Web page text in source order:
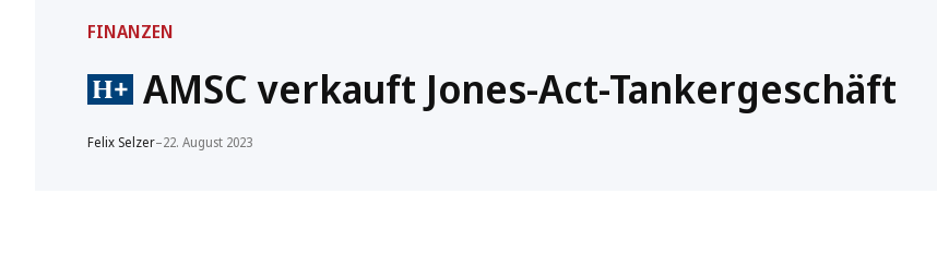
FINANZEN
AMSC verkauft Jones-Act-Tankergeschäft
Felix Selzer–22. August 2023